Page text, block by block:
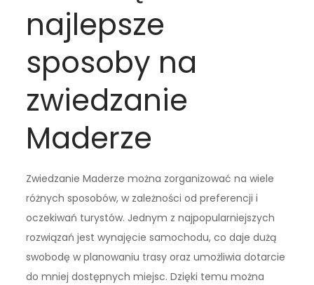
najlepsze
sposoby na
zwiedzanie
Maderze
Zwiedzanie Maderze można zorganizować na wiele
różnych sposobów, w zależności od preferencji i
oczekiwań turystów. Jednym z najpopularniejszych
rozwiązań jest wynajęcie samochodu, co daje dużą
swobodę w planowaniu trasy oraz umożliwia dotarcie
do mniej dostępnych miejsc. Dzięki temu można